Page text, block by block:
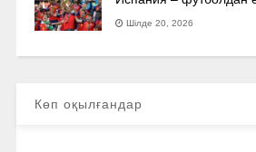
Шілде 20, 2026
Көп оқылғандар